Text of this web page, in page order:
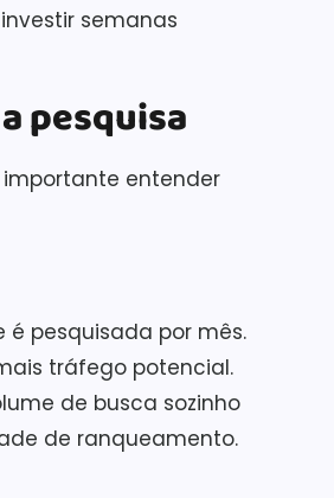
semanas
pesquisa
entender
pesquisada por mês.
tráfego potencial.
de busca sozinho
de ranqueamento.